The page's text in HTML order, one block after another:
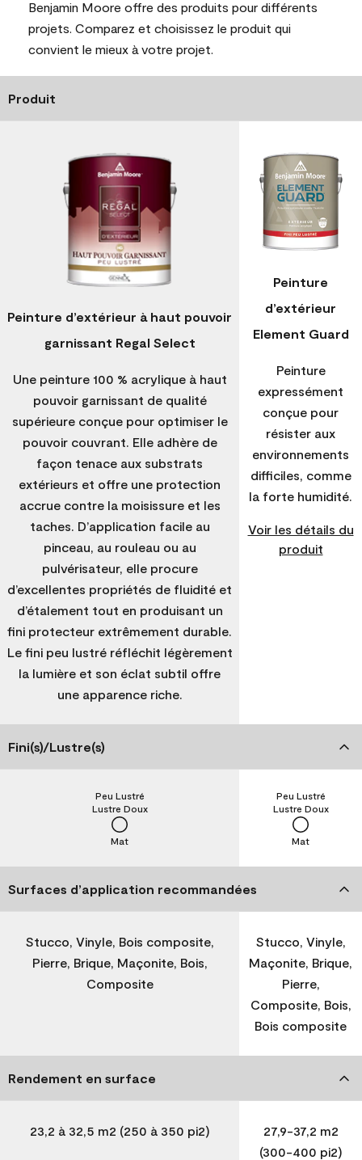
Benjamin Moore offre des produits pour différents
projets. Comparez et choisissez le produit qui
convient le mieux à votre projet.
Produit
Peinture d’extérieur à haut pouvoir
garnissant Regal Select
Une peinture 100 % acrylique à haut
pouvoir garnissant de qualité
supérieure conçue pour optimiser le
pouvoir couvrant. Elle adhère de
façon tenace aux substrats
extérieurs et offre une protection
accrue contre la moisissure et les
taches. D’application facile au
pinceau, au rouleau ou au
pulvérisateur, elle procure
d’excellentes propriétés de fluidité et
d’étalement tout en produisant un
fini protecteur extrêmement durable.
Le fini peu lustré réfléchit légèrement
la lumière et son éclat subtil offre
une apparence riche.
Peinture
d’extérieur
Element Guard
Peinture
expressément
conçue pour
résister aux
environnements
difficiles, comme
la forte humidité.
Voir les détails du
produit
Fini(s)/Lustre(s)
Mat
Lustre Doux
Peu Lustré
Mat
Lustre Doux
Peu Lustré
Surfaces d’application recommandées
Stucco, Vinyle, Bois composite,
Pierre, Brique, Maçonite, Bois,
Composite
Stucco, Vinyle,
Maçonite, Brique,
Pierre,
Composite, Bois,
Bois composite
Rendement en surface
23,2 à 32,5 m2 (250 à 350 pi2)
27,9-37,2 m2
(300-400 pi2)